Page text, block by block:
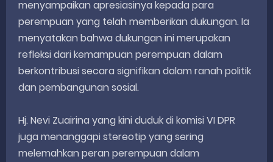
menyampaikan apresiasinya kepada para
perempuan yang telah memberikan dukungan. Ia
menyatakan bahwa dukungan ini merupakan
refleksi dari kemampuan perempuan dalam
berkontribusi secara signifikan dalam ranah politik
dan pembangunan sosial.
Hj. Nevi Zuairina yang kini duduk di komisi VI DPR
juga menanggapi stereotip yang sering
melemahkan peran perempuan dalam